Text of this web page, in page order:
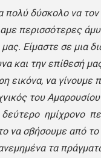
δύσκολο να τον
περισσότερες
Είμαστε σε μια
και την επίθεσή
εικόνα, να γίνουμε
του
δεύτερο ημίχρονο
να σβήσουμε από
τα